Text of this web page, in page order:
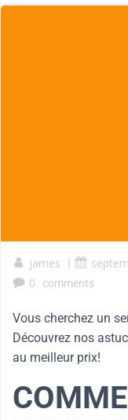
james |
0
comments
Vous cherchez un
Découvrez nos
au meilleur prix!